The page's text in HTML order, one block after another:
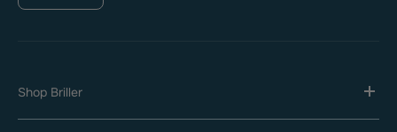
Shop Briller